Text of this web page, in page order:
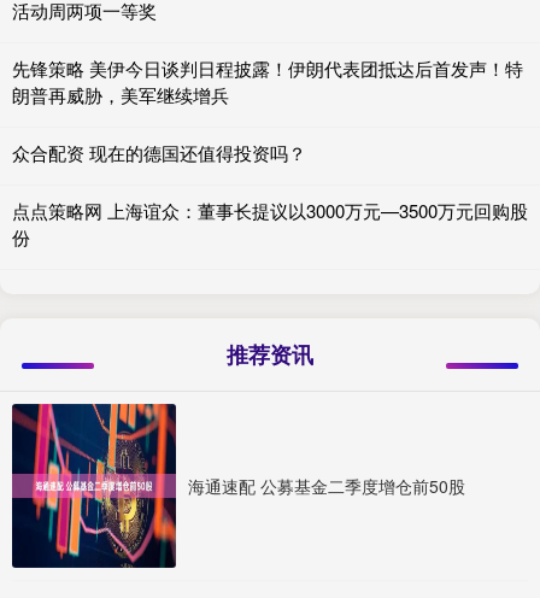
活动周两项一等奖
先锋策略 美伊今日谈判日程披露！伊朗代表团抵达后首发声！特
朗普再威胁，美军继续增兵
众合配资 现在的德国还值得投资吗？
点点策略网 上海谊众：董事长提议以3000万元—3500万元回购股
份
推荐资讯
海通速配 公募基金二季度增仓前50股